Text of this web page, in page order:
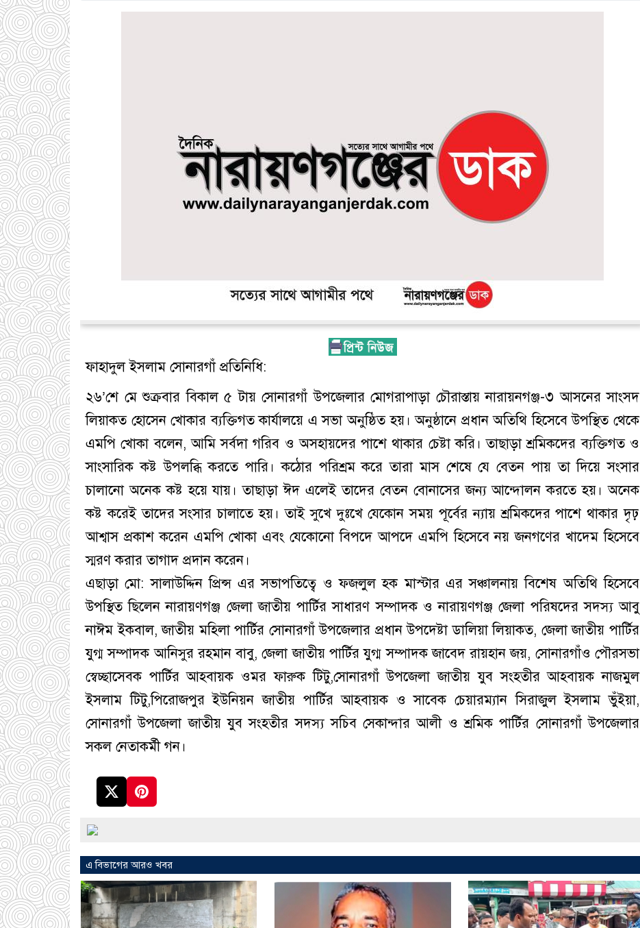
ফাহাদুল ইসলাম সোনারগাঁ প্রতিনিধি:
২৬’শে মে শুক্রবার বিকাল ৫ টায় সোনারগাঁ উপজেলার মোগরাপাড়া চৌরাস্তায় নারায়নগঞ্জ-৩ আসনের সাংসদ
লিয়াকত হোসেন খোকার ব্যক্তিগত কার্যালয়ে এ সভা অনুষ্ঠিত হয়। অনুষ্ঠানে প্রধান অতিথি হিসেবে উপস্থিত থেকে
এমপি খোকা বলেন, আমি সর্বদা গরিব ও অসহায়দের পাশে থাকার চেষ্টা করি। তাছাড়া শ্রমিকদের ব্যক্তিগত ও
সাংসারিক কষ্ট উপলব্ধি করতে পারি। কঠোর পরিশ্রম করে তারা মাস শেষে যে বেতন পায় তা দিয়ে সংসার
চালানো অনেক কষ্ট হয়ে যায়। তাছাড়া ঈদ এলেই তাদের বেতন বোনাসের জন্য আন্দোলন করতে হয়। অনেক
কষ্ট করেই তাদের সংসার চালাতে হয়। তাই সুখে দুঃখে যেকোন সময় পূর্বের ন্যায় শ্রমিকদের পাশে থাকার দৃঢ়
আশ্বাস প্রকাশ করেন এমপি খোকা এবং যেকোনো বিপদে আপদে এমপি হিসেবে নয় জনগণের খাদেম হিসেবে
স্মরণ করার তাগাদ প্রদান করেন।
এছাড়া মো: সালাউদ্দিন প্রিন্স এর সভাপতিত্বে ও ফজলুল হক মাস্টার এর সঞ্চালনায় বিশেষ অতিথি হিসেবে
উপস্থিত ছিলেন নারায়ণগঞ্জ জেলা জাতীয় পার্টির সাধারণ সম্পাদক ও নারায়ণগঞ্জ জেলা পরিষদের সদস্য আবু
নাঈম ইকবাল, জাতীয় মহিলা পার্টির সোনারগাঁ উপজেলার প্রধান উপদেষ্টা ডালিয়া লিয়াকত, জেলা জাতীয় পার্টির
যুগ্ম সম্পাদক আনিসুর রহমান বাবু, জেলা জাতীয় পার্টির যুগ্ম সম্পাদক জাবেদ রায়হান জয়, সোনারগাঁও পৌরসভা
স্বেচ্ছাসেবক পার্টির আহবায়ক ওমর ফারুক টিটু,সোনারগাঁ উপজেলা জাতীয় যুব সংহতীর আহবায়ক নাজমুল
ইসলাম টিটু,পিরোজপুর ইউনিয়ন জাতীয় পার্টির আহবায়ক ও সাবেক চেয়ারম্যান সিরাজুল ইসলাম ভুঁইয়া,
সোনারগাঁ উপজেলা জাতীয় যুব সংহতীর সদস্য সচিব সেকান্দার আলী ও শ্রমিক পার্টির সোনারগাঁ উপজেলার
সকল নেতাকর্মী গন।
এ বিভাগের আরও খবর